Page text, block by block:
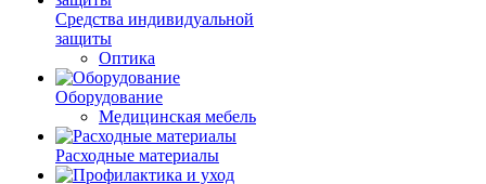
Средства индивидуальной
защиты
Оптика
Оборудование
Медицинская мебель
Расходные материалы